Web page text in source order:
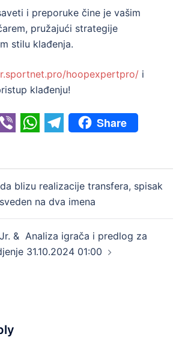
i preporuke čine je vašim
pružajući strategije
stilu klađenja.
hoopexpertpro/ i
klađenju!
Share
blizu realizacije transfera, spisak
sveden na dva imena
& Analiza igrača i predlog za
31.10.2024 01:00